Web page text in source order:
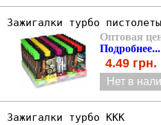
Зажигалки турбо
Оптовая
Подробнее...
4.49 грн.
Нет в
Зажигалки турбо ККК